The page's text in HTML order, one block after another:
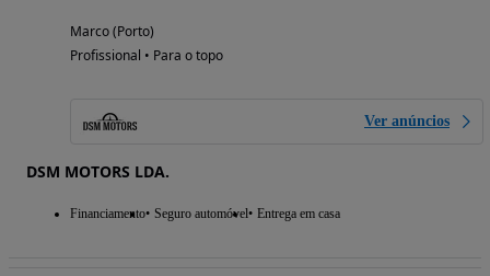
Marco (Porto)
Profissional • Para o topo
Ver anúncios
DSM MOTORS LDA.
Financiamento Seguro automóvel Entrega em casa